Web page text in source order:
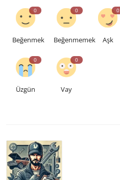
0
Beğenmek
0
Beğenmemek
0
Aşk
0
Üzgün
0
Vay